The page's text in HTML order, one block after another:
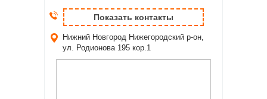
Показать контакты
Нижний Новгород Нижегородский р-он,
ул. Родионова 195 кор.1